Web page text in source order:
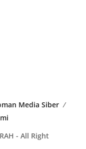
Media Siber
- All Right